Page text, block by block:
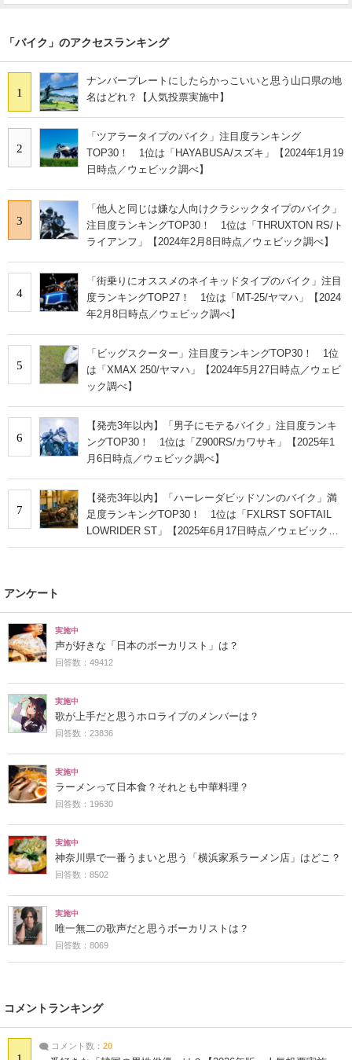
「バイク」のアクセスランキング
1
ナンバープレートにしたらかっこいいと思う山口県の地
名はどれ？【人気投票実施中】
2
「ツアラータイプのバイク」注目度ランキング
TOP30！ 1位は「HAYABUSA/スズキ」【2024年1月19
日時点／ウェビック調べ】
3
「他人と同じは嫌な人向けクラシックタイプのバイク」
注目度ランキングTOP30！ 1位は「THRUXTON RS/ト
ライアンフ」【2024年2月8日時点／ウェビック調べ】
4
「街乗りにオススメのネイキッドタイプのバイク」注目
度ランキングTOP27！ 1位は「MT-25/ヤマハ」【2024
年2月8日時点／ウェビック調べ】
5
「ビッグスクーター」注目度ランキングTOP30！ 1位
は「XMAX 250/ヤマハ」【2024年5月27日時点／ウェビ
ック調べ】
6
【発売3年以内】「男子にモテるバイク」注目度ランキ
ングTOP30！ 1位は「Z900RS/カワサキ」【2025年1
月6日時点／ウェビック調べ】
7
【発売3年以内】「ハーレーダビッドソンのバイク」満
足度ランキングTOP30！ 1位は「FXLRST SOFTAIL
LOWRIDER ST」【2025年6月17日時点／ウェビック調
べ】
アンケート
実施中
声が好きな「日本のボーカリスト」は？
回答数：49412
実施中
歌が上手だと思うホロライブのメンバーは？
回答数：23836
実施中
ラーメンって日本食？それとも中華料理？
回答数：19630
実施中
神奈川県で一番うまいと思う「横浜家系ラーメン店」はどこ？
回答数：8502
実施中
唯一無二の歌声だと思うボーカリストは？
回答数：8069
コメントランキング
コメント数： 20